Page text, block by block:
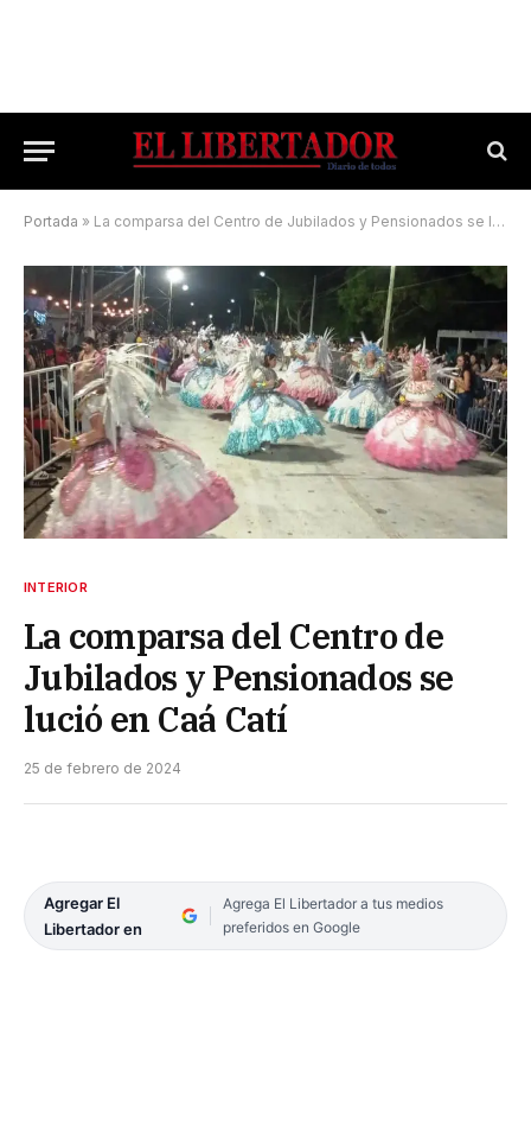
Portada » La comparsa del Centro de Jubilados y Pensionados se lució en Caá Catí
INTERIOR
La comparsa del Centro de
Jubilados y Pensionados se
lució en Caá Catí
25 de febrero de 2024
Agregar El
Libertador en
Agrega El Libertador a tus medios
preferidos en Google